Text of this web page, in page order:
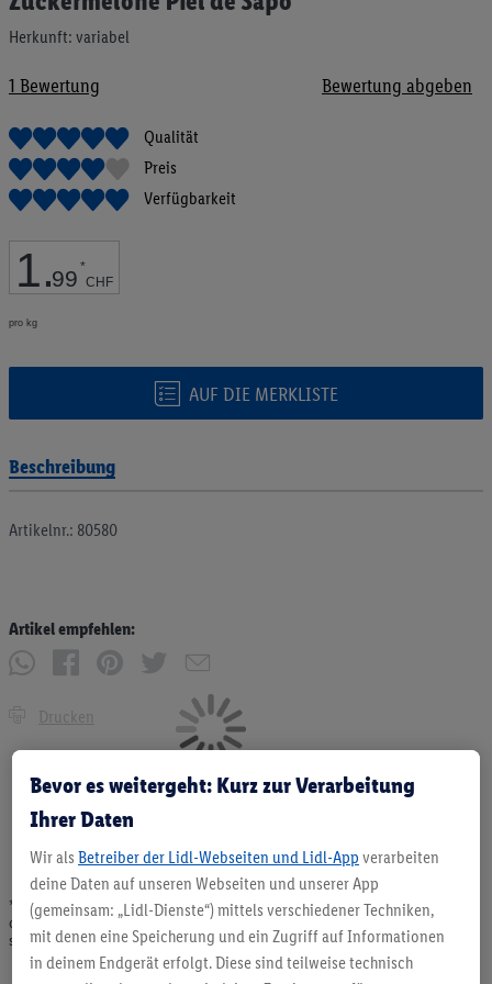
Herkunft: variabel
1 Bewertung Bewertung abgeben
Qualität
Preis
Verfügbarkeit
1.99 *
CHF
pro kg
AUF DIE MERKLISTE
Anfang
der
springen
Beschreibung
Artikelnr.: 80580
Artikel empfehlen:
Drucken
* Angebote solange Vorrat. Abgabe nur in haushaltsüblichen Mengen. Verkauf
ohne Dekoration. Die hier beworbenen Produkte, vor allem NonFood-Produkte,
sind nicht alle dauerhaft im Sortiment. Abbildungen ähnlich.
Bevor es weitergeht: Kurz zur Verarbeitung
Ihrer Daten
Wir als Betreiber der Lidl-Webseiten und Lidl-App verarbeiten
deine Daten auf unseren Webseiten und unserer App
(gemeinsam: „Lidl-Dienste“) mittels verschiedener Techniken,
mit denen eine Speicherung und ein Zugriff auf Informationen
in deinem Endgerät erfolgt. Diese sind teilweise technisch